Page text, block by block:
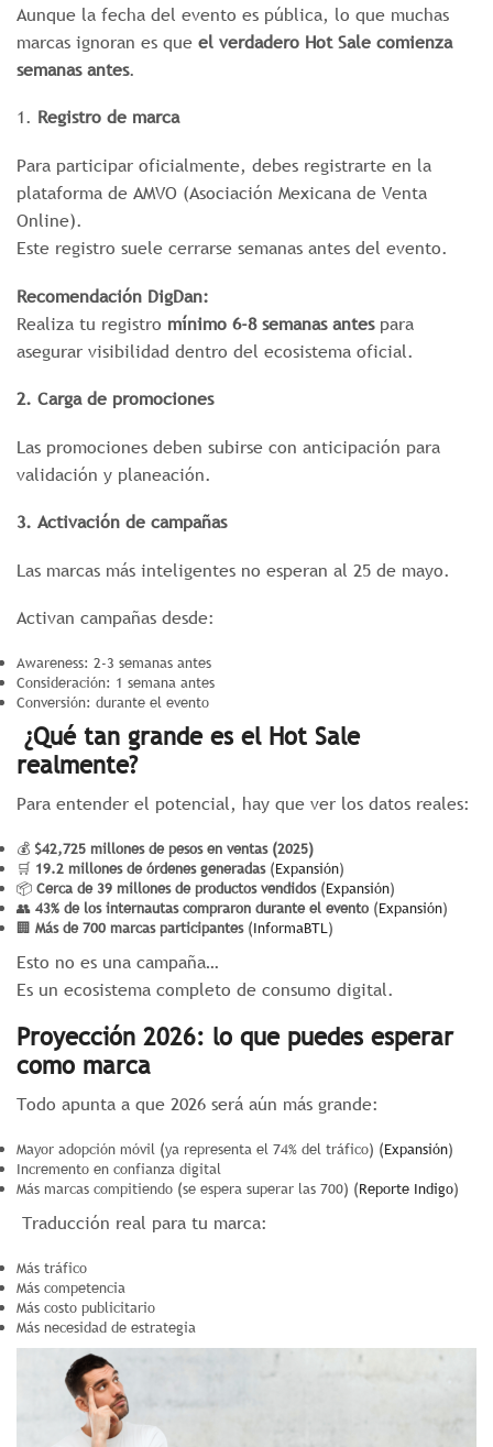
Aunque la fecha del evento es pública, lo que muchas
marcas ignoran es que el verdadero Hot Sale comienza
semanas antes.
1. Registro de marca
Para participar oficialmente, debes registrarte en la
plataforma de AMVO (Asociación Mexicana de Venta
Online).
Este registro suele cerrarse semanas antes del evento.
Recomendación DigDan:
Realiza tu registro mínimo 6-8 semanas antes para
asegurar visibilidad dentro del ecosistema oficial.
2. Carga de promociones
Las promociones deben subirse con anticipación para
validación y planeación.
3. Activación de campañas
Las marcas más inteligentes no esperan al 25 de mayo.
Activan campañas desde:
Awareness: 2-3 semanas antes
Consideración: 1 semana antes
Conversión: durante el evento
¿Qué tan grande es el Hot Sale
realmente?
Para entender el potencial, hay que ver los datos reales:
💰 $42,725 millones de pesos en ventas (2025)
🛒 19.2 millones de órdenes generadas(Expansión)
📦 Cerca de 39 millones de productos vendidos(Expansión)
👥 43% de los internautas compraron durante el evento (Expansión)
🏢 Más de 700 marcas participantes(InformaBTL)
Esto no es una campaña…
Es un ecosistema completo de consumo digital.
Proyección 2026: lo que puedes esperar
como marca
Todo apunta a que 2026 será aún más grande:
Mayor adopción móvil (ya representa el 74% del tráfico) (Expansión)
Incremento en confianza digital
Más marcas compitiendo (se espera superar las 700) (Reporte Indigo)
Traducción real para tu marca:
Más tráfico
Más competencia
Más costo publicitario
Más necesidad de estrategia